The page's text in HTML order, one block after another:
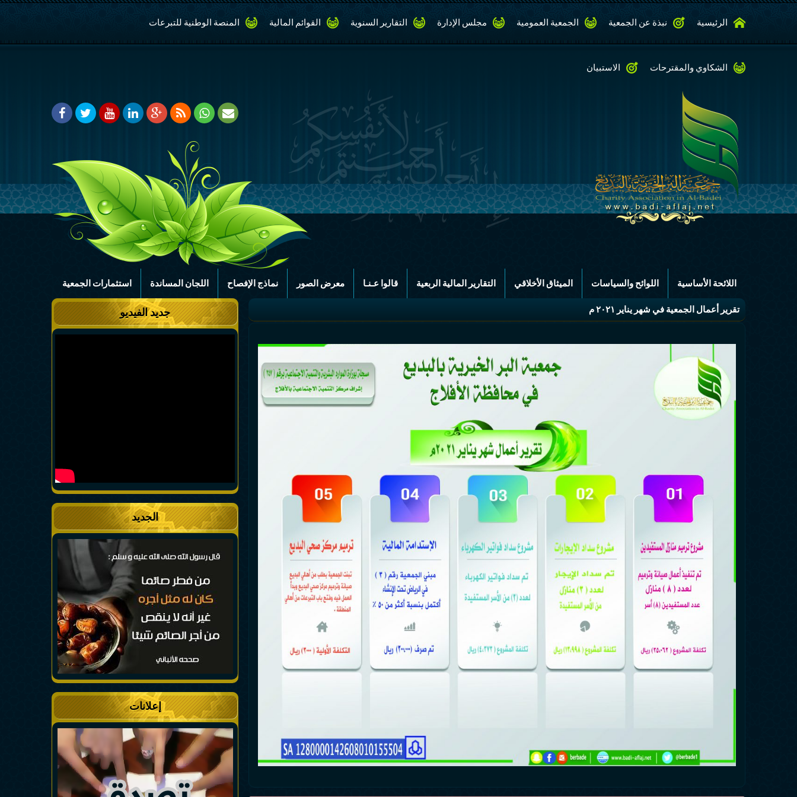
الرئيسية نبذة عن الجمعية الجمعية العمومية مجلس الإدارة التقارير السنوية القوائم المالية المنصة الوطنية للتبرعات
الشكاوي والمقترحات الاستبيان
اللائحة الأساسية اللوائح والسياسات الميثاق الأخلاقي التقارير المالية الربعية قالوا عـنـا معرض الصور نماذج الإفصاح اللجان المساندة استثمارات الجمعية
تقرير أعمال الجمعية في شهر يناير ٢٠٢١ م جديد الفيديو
الجديد
إعلانات